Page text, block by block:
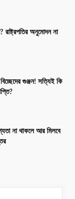
অনুমোদন না
গুঞ্জন! সত্যিই কি
না থাকলে আর মিলবে